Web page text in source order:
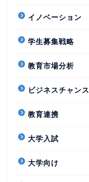
イノベーション
学生募集戦略
教育市場分析
ビジネスチャンス
教育連携
大学入試
大学向け